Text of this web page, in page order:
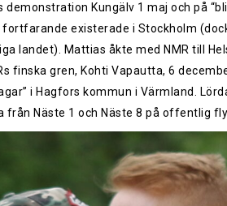
demonstration Kungälv 1 maj och på
fortfarande existerade i Stockholm
landet). Mattias åkte med NMR till
finska gren, Kohti Vapautta, 6
i Hagfors kommun i Värmland.
från Näste 1 och Näste 8 på offentlig